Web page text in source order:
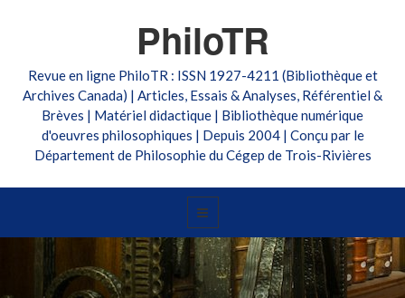
PhiloTR
Revue en ligne PhiloTR : ISSN 1927-4211 (Bibliothèque et
Archives Canada) | Articles, Essais & Analyses, Référentiel &
Brèves | Matériel didactique | Bibliothèque numérique
d'oeuvres philosophiques | Depuis 2004 | Conçu par le
Département de Philosophie du Cégep de Trois-Rivières